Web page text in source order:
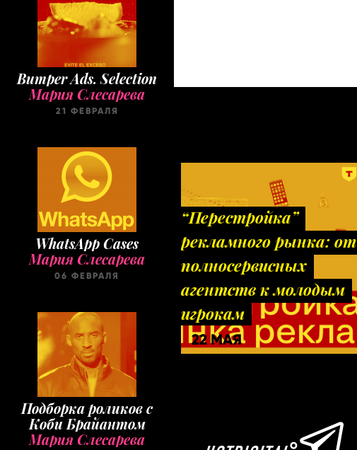
Bumper Ads. Selection
Мария Слесарева
21 ФЕВРАЛЯ
WhatsApp Cases
Мария Слесарева
06 ФЕВРАЛЯ
Подборка роликов с
Коби Брайантом
Мария Слесарева
“Перестройка”
рекламного рынка: от
полносервисных
агентств к молодым
игрокам
22 МАЯ